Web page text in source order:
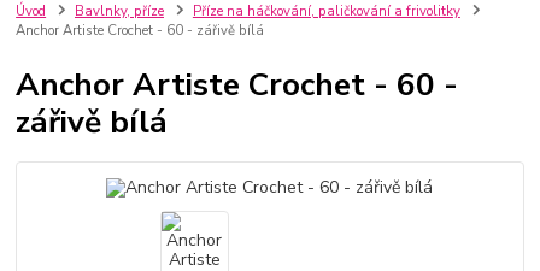
Úvod Bavlnky, příze
Příze na háčkování, paličkování a frivolitky
Anchor Artiste Crochet - 60 - zářivě bílá
Anchor Artiste Crochet - 60 -
zářivě bílá